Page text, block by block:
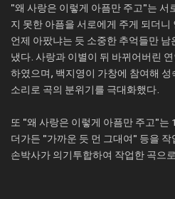
"왜 사랑은 이렇게 아픔만 주고"는 서
지 못한 아픔을 서로에게 주게 되더니
언제 아팠냐는 듯 소중한 추억들만
냈다. 사랑과 이별이 뒤 바뀌어버린
하였으며, 백지영이 가창에 참여해
소리로 곡의 분위기를 극대화했다.
또 "왜 사랑은 이렇게 아픔만 주고"는
더가든 "가까운 듯 먼 그대여" 등을
손박사가 의기투합하여 작업한 곡으